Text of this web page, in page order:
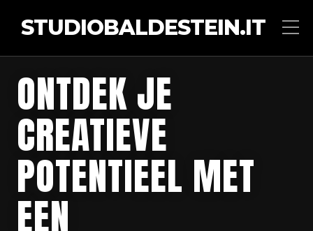
STUDIOBALDESTEIN.IT
ONTDEK JE
CREATIEVE
POTENTIEEL MET
EEN